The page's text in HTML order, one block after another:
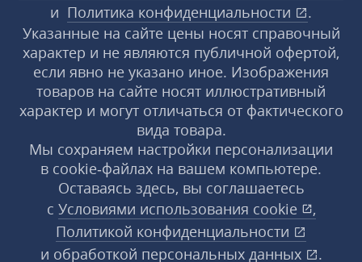
и Политика конфиденциальности
.
Указанные на сайте цены носят справочный
характер и не являются публичной офертой,
если явно не указано иное. Изображения
товаров на сайте носят иллюстративный
характер и могут отличаться от фактического
вида товара.
Мы сохраняем настройки персонализации
в cookie‑файлах на вашем компьютере.
Оставаясь здесь, вы соглашаетесь
с Условиями использования cookie
,
Политикой конфиденциальности
и обработкой персональных данных .